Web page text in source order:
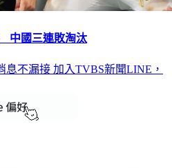
中國三連敗淘汰
息不漏接 加入TVBS新聞LINE，